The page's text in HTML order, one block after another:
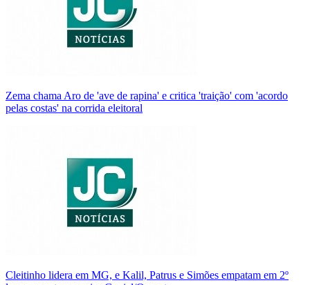
Zema chama Aro de 'ave de rapina' e critica 'traição' com 'acordo
pelas costas' na corrida eleitoral
Cleitinho lidera em MG, e Kalil, Patrus e Simões empatam em 2º